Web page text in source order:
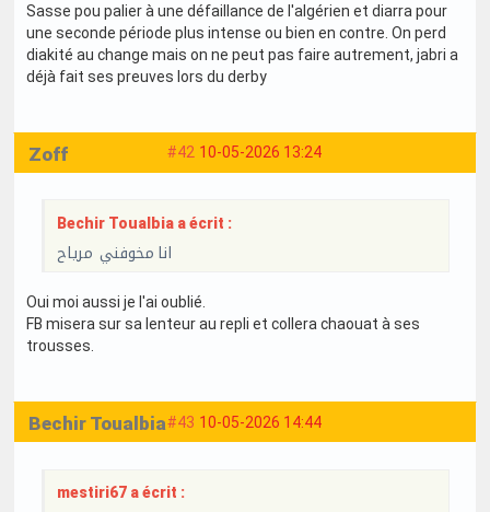
Sasse pou palier à une défaillance de l'algérien et diarra pour
une seconde période plus intense ou bien en contre. On perd
diakité au change mais on ne peut pas faire autrement, jabri a
déjà fait ses preuves lors du derby
#42 10-05-2026 13:24
Zoff
Bechir Toualbia a écrit :
انا مخوفني مرياح
Oui moi aussi je l'ai oublié.
FB misera sur sa lenteur au repli et collera chaouat à ses
trousses.
#43 10-05-2026 14:44
Bechir Toualbia
mestiri67 a écrit :